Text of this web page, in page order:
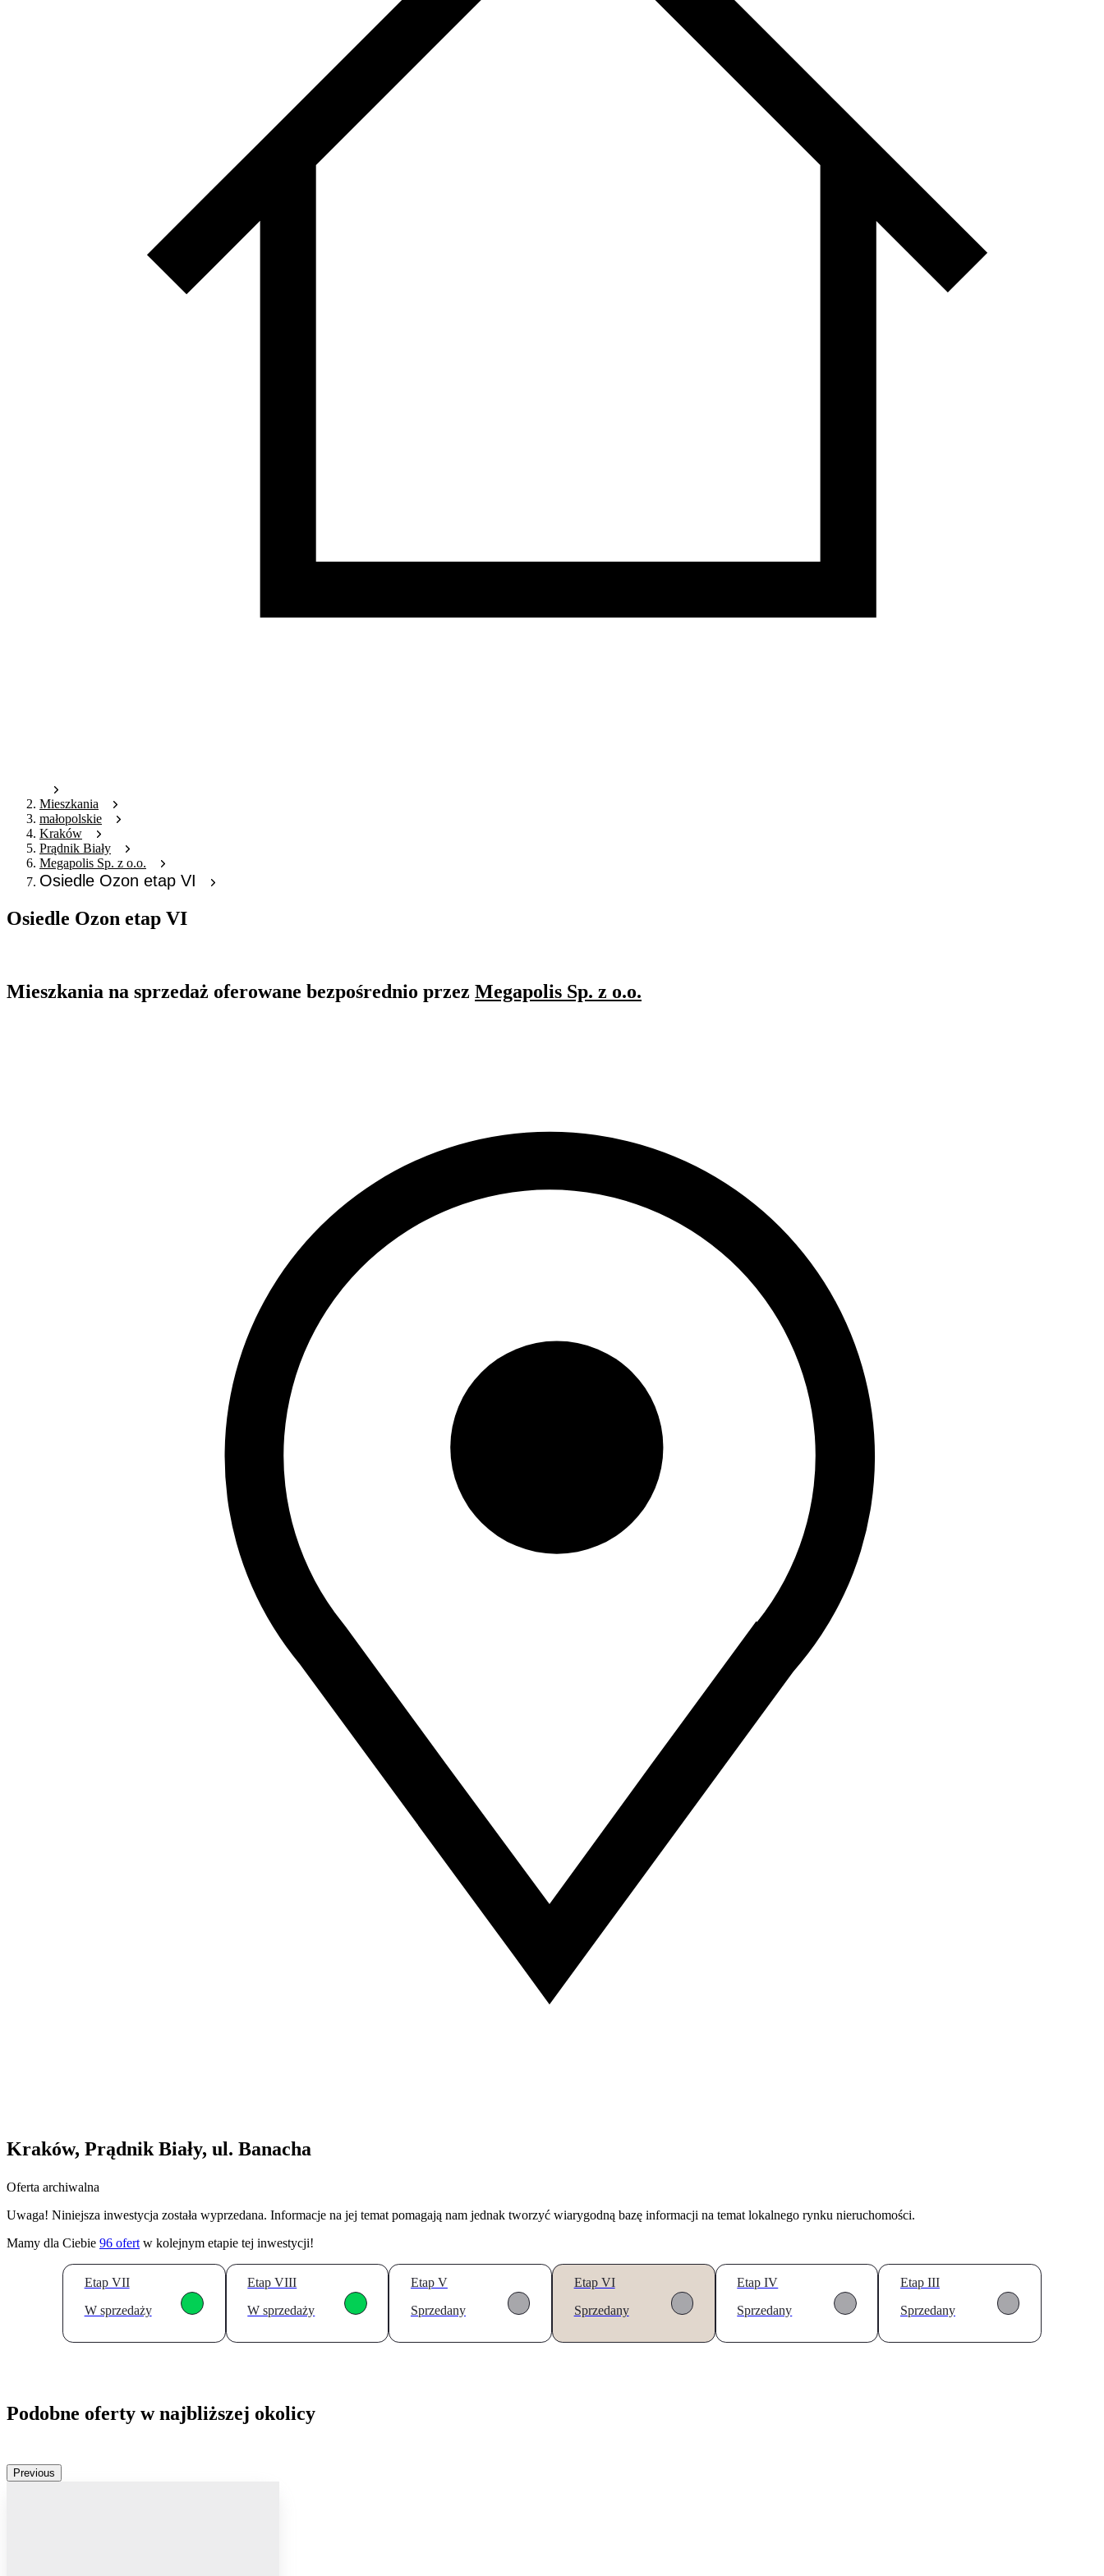
Mieszkania
małopolskie
Kraków
Prądnik Biały
Megapolis Sp. z o.o.
Osiedle Ozon etap VI
Osiedle Ozon etap VI
Mieszkania na sprzedaż oferowane bezpośrednio przez Megapolis Sp. z o.o.
Kraków, Prądnik Biały, ul. Banacha
Oferta archiwalna
Uwaga! Niniejsza inwestycja została wyprzedana. Informacje na jej temat pomagają nam jednak tworzyć wiarygodną bazę informacji na temat lokalnego rynku nieruchomości.
Mamy dla Ciebie 96 ofert w kolejnym etapie tej inwestycji!
Etap VII
W sprzedaży
Etap VIII
W sprzedaży
Etap V
Sprzedany
Etap VI
Sprzedany
Etap IV
Sprzedany
Etap III
Sprzedany
Podobne oferty w najbliższej okolicy
Previous